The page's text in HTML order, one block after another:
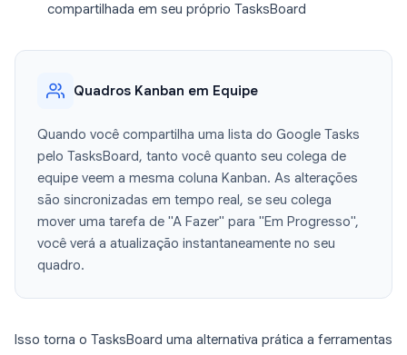
compartilhada em seu próprio TasksBoard
Quadros Kanban em Equipe
Quando você compartilha uma lista do Google Tasks
pelo TasksBoard, tanto você quanto seu colega de
equipe veem a mesma coluna Kanban. As alterações
são sincronizadas em tempo real, se seu colega
mover uma tarefa de "A Fazer" para "Em Progresso",
você verá a atualização instantaneamente no seu
quadro.
Isso torna o TasksBoard uma alternativa prática a ferramentas